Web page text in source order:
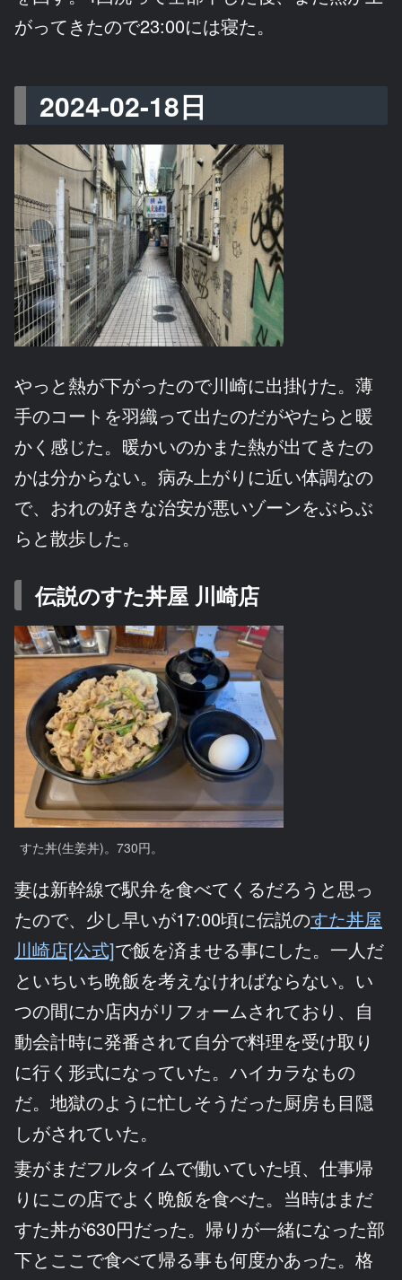
がってきたので23:00には寝た。
2024-02-18日
やっと熱が下がったので川崎に出掛けた。薄
手のコートを羽織って出たのだがやたらと暖
かく感じた。暖かいのかまた熱が出てきたの
かは分からない。病み上がりに近い体調なの
で、おれの好きな治安が悪いゾーンをぶらぶ
らと散歩した。
伝説のすた丼屋 川崎店
すた丼(生姜丼)。730円。
妻は新幹線で駅弁を食べてくるだろうと思っ
たので、少し早いが17:00頃に伝説のすた丼屋
川崎店[公式]で飯を済ませる事にした。一人だ
といちいち晩飯を考えなければならない。い
つの間にか店内がリフォームされており、自
動会計時に発番されて自分で料理を受け取り
に行く形式になっていた。ハイカラなもの
だ。地獄のように忙しそうだった厨房も目隠
しがされていた。
妻がまだフルタイムで働いていた頃、仕事帰
りにこの店でよく晩飯を食べた。当時はまだ
すた丼が630円だった。帰りが一緒になった部
下とここで食べて帰る事も何度かあった。格